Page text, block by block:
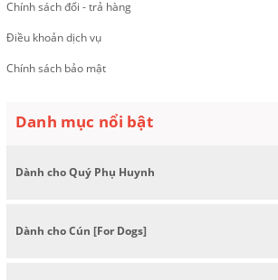
Chính sách đổi - trả hàng
Điều khoản dịch vụ
Chính sách bảo mật
Danh mục nổi bật
Dành cho Quý Phụ Huynh
Dành cho Cún [For Dogs]